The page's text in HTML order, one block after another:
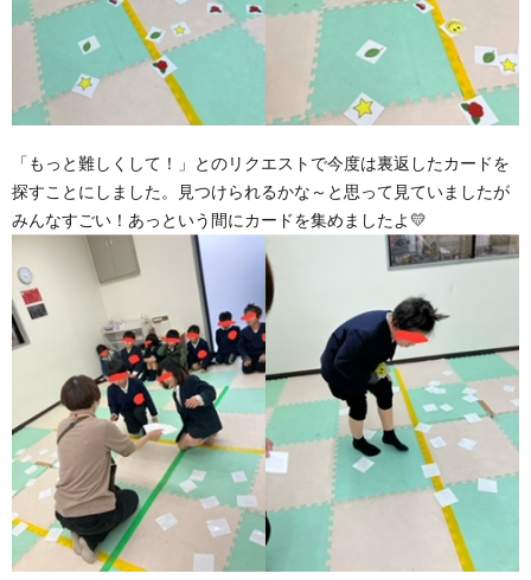
「もっと難しくして！」とのリクエストで今度は裏返したカードを
探すことにしました。見つけられるかな～と思って見ていましたが
みんなすごい！あっという間にカードを集めましたよ💛